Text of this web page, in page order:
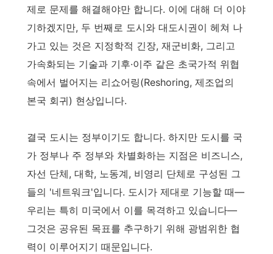
제로 문제를 해결해야만 합니다. 이에 대해 더 이야
기하겠지만, 두 번째로 도시와 대도시권이 헤쳐 나
가고 있는 것은 지정학적 긴장, 재군비화, 그리고
가속화되는 기술과 기후·이주 같은 초국가적 위협
속에서 벌어지는 리쇼어링(Reshoring, 제조업의
본국 회귀) 현상입니다.
결국 도시는 정부이기도 합니다. 하지만 도시를 국
가 정부나 주 정부와 차별화하는 지점은 비즈니스,
자선 단체, 대학, 노동계, 비영리 단체로 구성된 그
들의 '네트워크'입니다. 도시가 제대로 기능할 때—
우리는 특히 미국에서 이를 목격하고 있습니다—
그것은 공유된 목표를 추구하기 위해 광범위한 협
력이 이루어지기 때문입니다.